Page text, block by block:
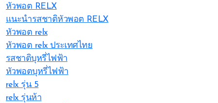
หัวพอต RELX
แนะนำรสชาติหัวพอต RELX
หัวพอต relx
หัวพอต relx ประเทศไทย
รสชาติบุหรี่ไฟฟ้า
หัวพอตบุหรี่ไฟฟ้า
relx รุ่น 5
relx รุ่นห้า